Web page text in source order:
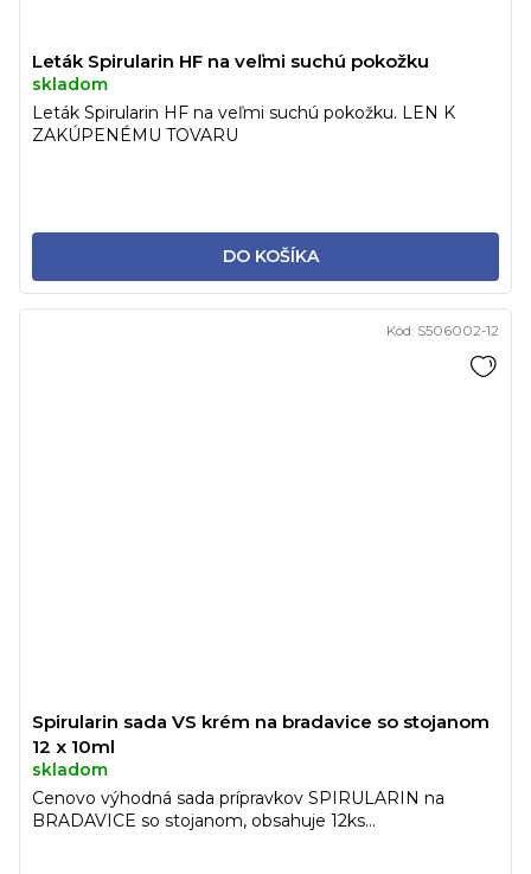
Leták Spirularin HF na veľmi suchú pokožku
skladom
DO KOŠÍKA
Leták Spirularin HF na veľmi suchú pokožku. LEN K
ZAKÚPENÉMU TOVARU
Spirularin sada VS krém na bradavice so stojanom
12 x 10ml
skladom
Cenovo výhodná sada prípravkov SPIRULARIN na
BRADAVICE so stojanom, obsahuje 12ks...
Kód: S506002-12